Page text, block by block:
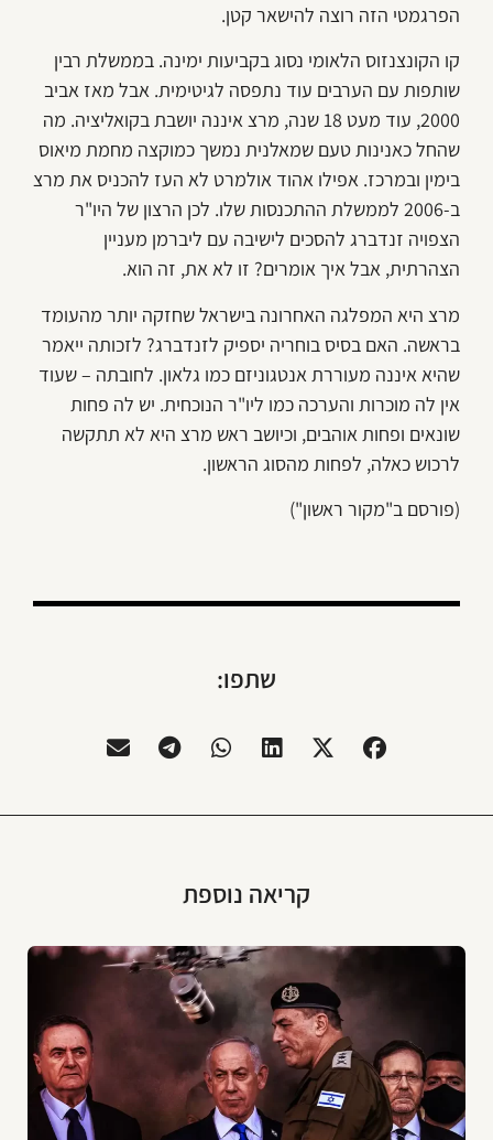
הפרגמטי הזה רוצה להישאר קטן.
קו הקונצנזוס הלאומי נסוג בקביעות ימינה. בממשלת רבין
שותפות עם הערבים עוד נתפסה לגיטימית. אבל מאז אביב
2000, עוד מעט 18 שנה, מרצ איננה יושבת בקואליציה. מה
שהחל כאנינות טעם שמאלנית נמשך כמוקצה מחמת מיאוס
בימין ובמרכז. אפילו אהוד אולמרט לא העז להכניס את מרצ
ב-2006 לממשלת ההתכנסות שלו. לכן הרצון של היו"ר
הצפויה זנדברג להסכים לישיבה עם ליברמן מעניין
הצהרתית, אבל איך אומרים? זו לא את, זה הוא.
מרצ היא המפלגה האחרונה בישראל שחזקה יותר מהעומד
בראשה. האם בסיס בוחריה יספיק לזנדברג? לזכותה ייאמר
שהיא איננה מעוררת אנטגוניזם כמו גלאון. לחובתה – שעוד
אין לה מוכרות והערכה כמו ליו"ר הנוכחית. יש לה פחות
שונאים ופחות אוהבים, וכיושב ראש מרצ היא לא תתקשה
לרכוש כאלה, לפחות מהסוג הראשון.
(פורסם ב"מקור ראשון")
שתפו:
קריאה נוספת